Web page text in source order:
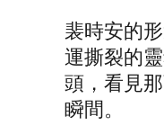
裴時安的
運撕裂的
頭，看見
瞬間。